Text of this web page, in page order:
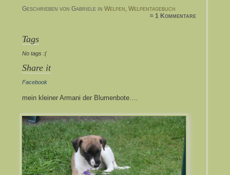
Geschrieben von Gabriele in Welpen, Welpentagebuch
≈ 1 Kommentare
Tags
No tags :(
Share it
Facebook
mein kleiner Armani der Blumenbote….